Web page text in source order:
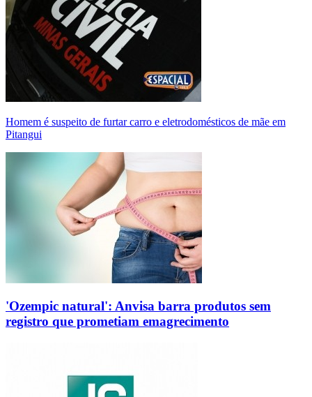
Homem é suspeito de furtar carro e eletrodomésticos de mãe em
Pitangui
'Ozempic natural': Anvisa barra produtos sem
registro que prometiam emagrecimento